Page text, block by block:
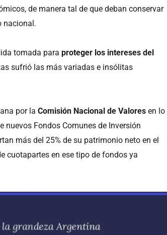
de manera tal de que deban conservar
nacional.
tomada paraproteger los intereses del
sufrió las más variadas e insólitas
por laComisión Nacional de Valores en lo
Fondos Comunes de Inversión
más del 25% de su patrimonio neto en el
cuotapartes en ese tipo de fondos ya